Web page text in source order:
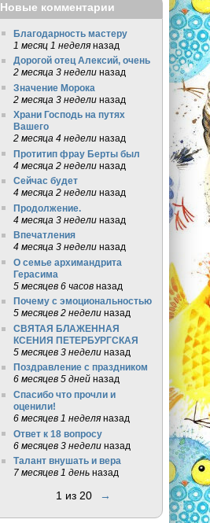
Новые комментарии
Благодарность мастеру
1 месяц 1 неделяназад
Дорогой отец Алексий, очень
2 месяца 3 неделиназад
Значение Морока
2 месяца 3 неделиназад
Храни Господь на путях
Вашего
2 месяца 4 неделиназад
Протитип фрау Берты был
4 месяца 2 неделиназад
Сейчас будет
4 месяца 2 неделиназад
Продолжение.
4 месяца 3 неделиназад
Впечатления
4 месяца 3 неделиназад
О семье архимандрита
Герасима
5 месяцев 6 часовназад
Почему с эмоциональностью
5 месяцев 2 неделиназад
СВЯТАЯ БЛАЖЕННАЯ
КСЕНИЯ ПЕТЕРБУРГСКАЯ
5 месяцев 3 неделиназад
Поздравление с праздником
6 месяцев 5 днейназад
Спасибо что прочли и
оценили!
6 месяцев 1 неделяназад
Ответ к 18 вопросу
6 месяцев 3 неделиназад
Талант внушать и вера
7 месяцев 1 деньназад
1 из 20 →